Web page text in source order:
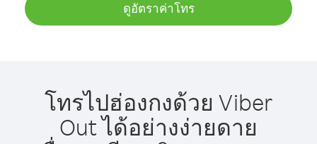
ดูอัตราค่าโทร
โทรไปฮ่องกงด้วย Viber
Out ได้อย่างง่ายดาย